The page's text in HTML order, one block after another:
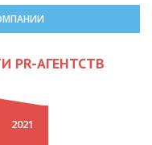
PR-АГЕНТСТВ
2021